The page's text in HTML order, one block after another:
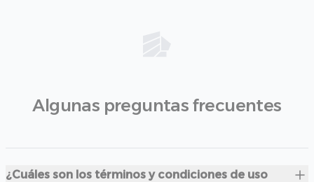
Algunas preguntas frecuentes
¿Cuáles son los términos y condiciones de uso